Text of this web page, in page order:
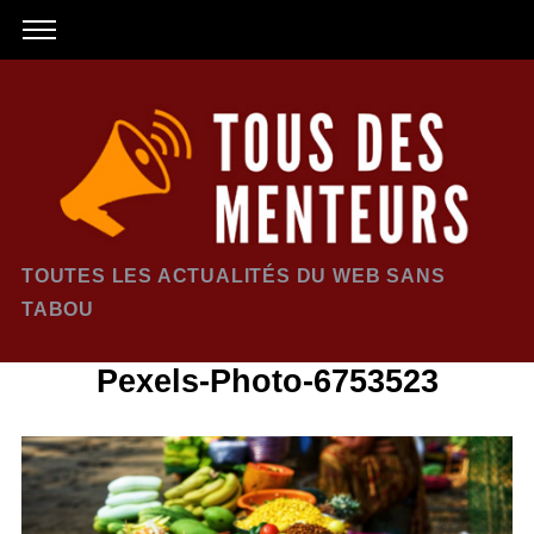
TOUTES LES ACTUALITÉS DU WEB SANS
TABOU
Pexels-Photo-6753523